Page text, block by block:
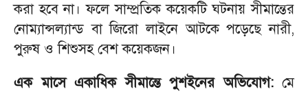
করা হবে না। ফলে সাম্প্রতিক কয়েকটি ঘটনায় সীমান্তের
নোম্যান্সল্যান্ড বা জিরো লাইনে আটকে পড়েছে নারী,
পুরুষ ও শিশুসহ বেশ কয়েকজন।
এক মাসে একাধিক সীমান্তে পুশইনের অভিযোগ: মে